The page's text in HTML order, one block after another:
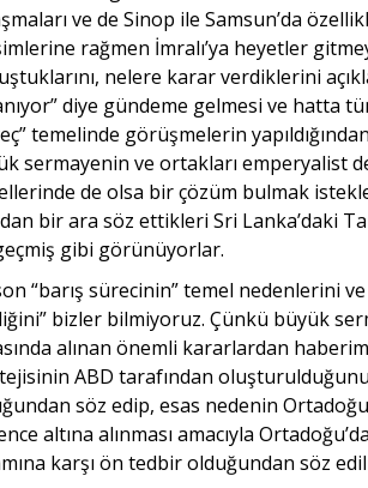
ve de Sinop ile Samsun’da
rağmen İmralı’ya heyetler
nelere karar verdiklerini
diye gündeme gelmesi ve hatta
temelinde görüşmelerin
sermayenin ve ortakları emperyalist
de olsa bir çözüm bulmak
bir ara söz ettikleri Sri Lanka’daki
gibi görünüyorlar.
“barış sürecinin” temel nedenlerini
bizler bilmiyoruz. Çünkü büyük
alınan önemli kararlardan
ABD tarafından
söz edip, esas nedenin
altına alınması amacıyla
karşı ön tedbir olduğundan söz